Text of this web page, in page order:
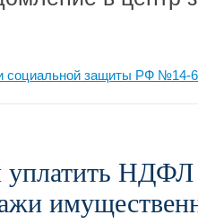
социальной защиты РФ №14-
уплатить